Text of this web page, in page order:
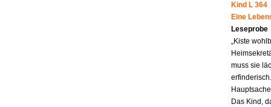
Kind L 364
Eine
Leseprobe
„Kiste
muss sie
Das Kind,